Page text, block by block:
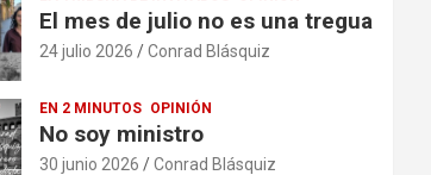
El mes de julio no es una tregua
24 julio 2026 Conrad Blásquiz
EN 2 MINUTOS OPINIÓN
No soy ministro
30 junio 2026 Conrad Blásquiz